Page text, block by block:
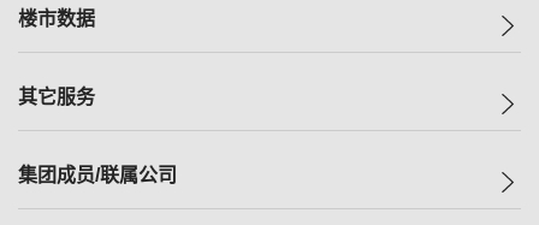
减价
美联豪宅
独家楼盘
租房
自助放盘
查询热线
按揭计算机
负担能力计算机
楼市数据
指数
历史成交
其它服务
小区专页
集团成员/联属公司